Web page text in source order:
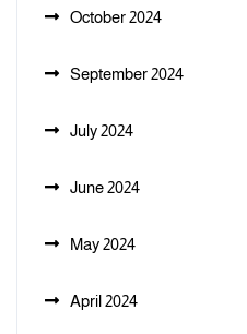
October 2024
September 2024
July 2024
June 2024
May 2024
April 2024